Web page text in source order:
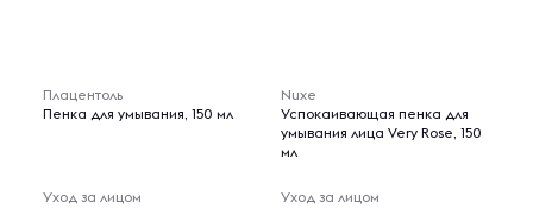
Плацентоль
Пенка для умывания, 150 мл
Уход за лицом
Nuxe
Успокаивающая пенка для
умывания лица Very Rose, 150
мл
Уход за лицом